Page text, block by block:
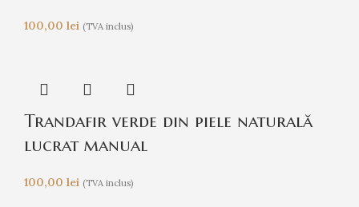
100,00 lei (TVA inclus)
Trandafir verde din piele naturală
lucrat manual
100,00 lei (TVA inclus)